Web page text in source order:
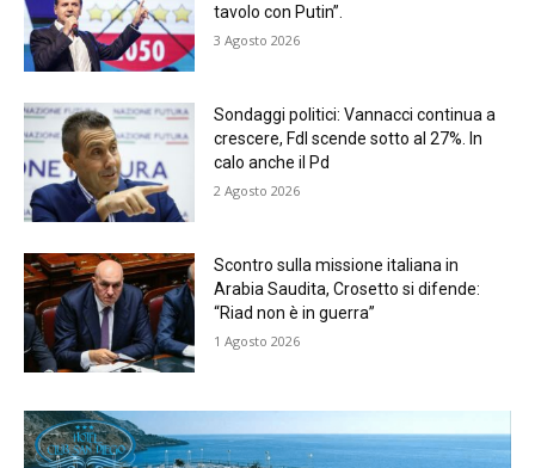
tavolo con Putin”.
3 Agosto 2026
Sondaggi politici: Vannacci continua a
crescere, FdI scende sotto al 27%. In
calo anche il Pd
2 Agosto 2026
Scontro sulla missione italiana in
Arabia Saudita, Crosetto si difende:
“Riad non è in guerra”
1 Agosto 2026